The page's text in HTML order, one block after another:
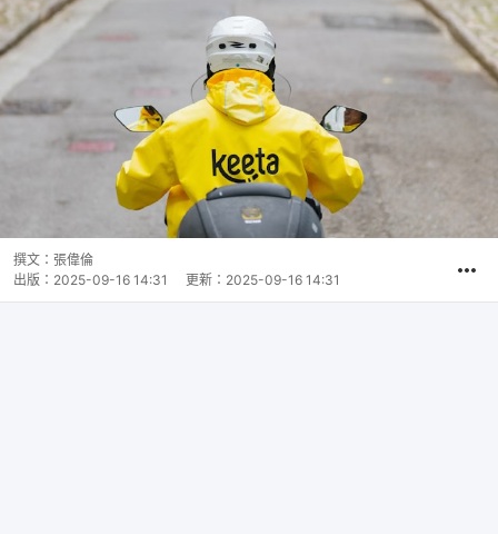
撰文： 張偉倫
出版： 2025-09-16 14:31 更新： 2025-09-16 14:31